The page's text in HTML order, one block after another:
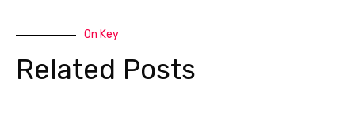
On Key
Related Posts